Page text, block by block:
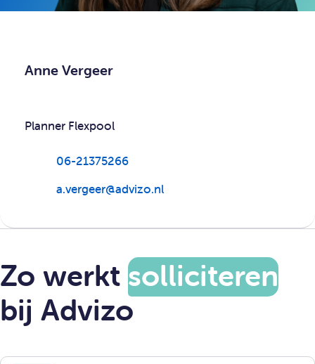
Anne Vergeer
Planner Flexpool
06-21375266
a.vergeer@advizo.nl
Zo werkt solliciteren
bij Advizo